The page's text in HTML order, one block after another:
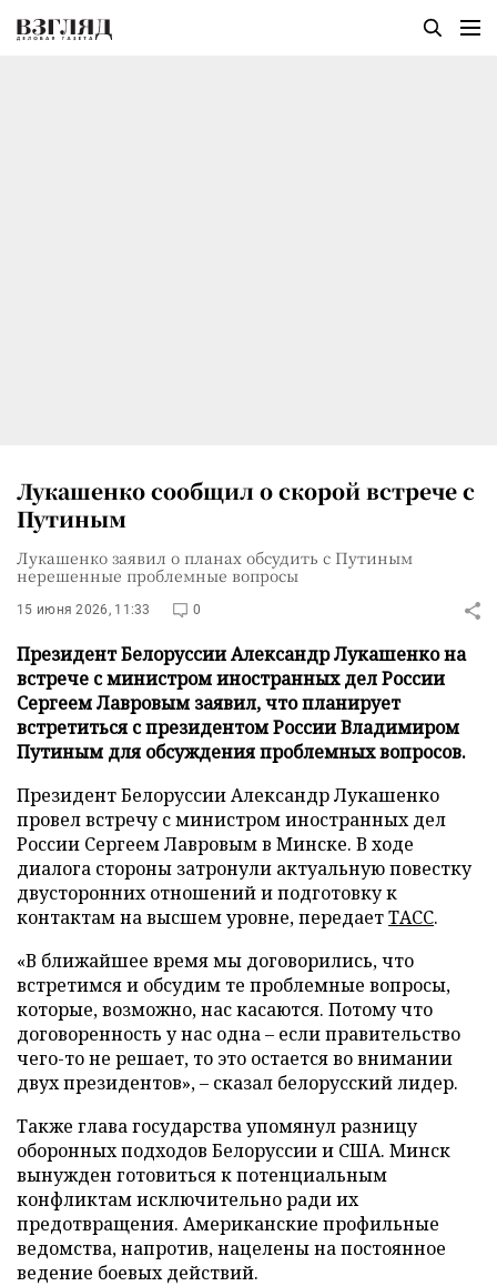
Лукашенко сообщил о скорой встрече с
Путиным
Лукашенко заявил о планах обсудить с Путиным
нерешенные проблемные вопросы
15 июня 2026, 11:33 0
Президент Белоруссии Александр Лукашенко на
встрече с министром иностранных дел России
Сергеем Лавровым заявил, что планирует
встретиться с президентом России Владимиром
Путиным для обсуждения проблемных вопросов.
Президент Белоруссии Александр Лукашенко
провел встречу с министром иностранных дел
России Сергеем Лавровым в Минске. В ходе
диалога стороны затронули актуальную повестку
двусторонних отношений и подготовку к
контактам на высшем уровне, передаетТАСС.
«В ближайшее время мы договорились, что
встретимся и обсудим те проблемные вопросы,
которые, возможно, нас касаются. Потому что
договоренность у нас одна – если правительство
чего-то не решает, то это остается во внимании
двух президентов», – сказал белорусский лидер.
Также глава государства упомянул разницу
оборонных подходов Белоруссии и США. Минск
вынужден готовиться к потенциальным
конфликтам исключительно ради их
предотвращения. Американские профильные
ведомства, напротив, нацелены на постоянное
ведение боевых действий.